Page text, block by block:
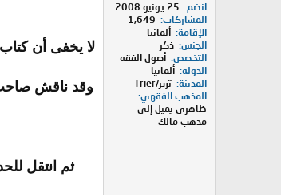
انضم
25 يونيو 2008
المشاركات
1,649
الإقامة ألمانيا
الجنس ذكر
التخصص أصول الفقه
الدولة ألمانيا
المدينة ترير/Trier
المذهب الفقهي
ظاهري يميل إلى
مذهب مالك
لا يخفى أن
وقد ناقش صاحب
ثم انتقل